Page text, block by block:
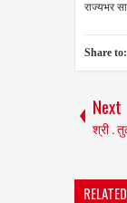
राज्यभर
Share to:
Next
श्री .